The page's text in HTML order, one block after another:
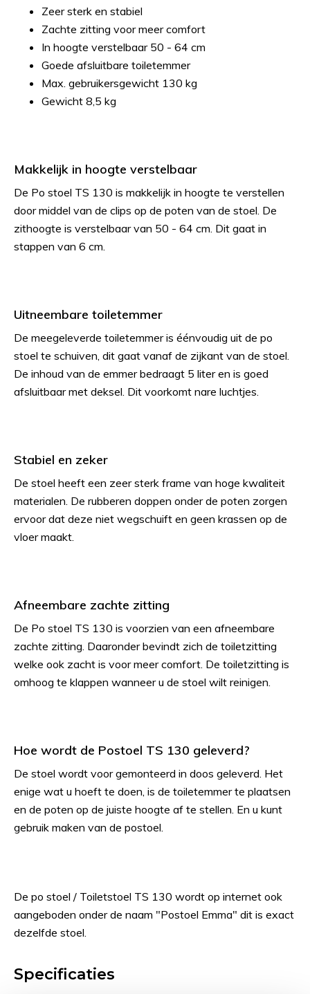
Zeer sterk en stabiel
Zachte zitting voor meer comfort
In hoogte verstelbaar 50 - 64 cm
Goede afsluitbare toiletemmer
Max. gebruikersgewicht 130 kg
Gewicht 8,5 kg
Makkelijk in hoogte verstelbaar
De Po stoel TS 130 is makkelijk in hoogte te verstellen
door middel van de clips op de poten van de stoel. De
zithoogte is verstelbaar van 50 - 64 cm. Dit gaat in
stappen van 6 cm.
Uitneembare toiletemmer
De meegeleverde toiletemmer is éénvoudig uit de po
stoel te schuiven, dit gaat vanaf de zijkant van de stoel.
De inhoud van de emmer bedraagt 5 liter en is goed
afsluitbaar met deksel. Dit voorkomt nare luchtjes.
Stabiel en zeker
De stoel heeft een zeer sterk frame van hoge kwaliteit
materialen. De rubberen doppen onder de poten zorgen
ervoor dat deze niet wegschuift en geen krassen op de
vloer maakt.
Afneembare zachte zitting
De Po stoel TS 130 is voorzien van een afneembare
zachte zitting. Daaronder bevindt zich de toiletzitting
welke ook zacht is voor meer comfort. De toiletzitting is
omhoog te klappen wanneer u de stoel wilt reinigen.
Hoe wordt de Postoel TS 130 geleverd?
De stoel wordt voor gemonteerd in doos geleverd. Het
enige wat u hoeft te doen, is de toiletemmer te plaatsen
en de poten op de juiste hoogte af te stellen. En u kunt
gebruik maken van de postoel.
De po stoel / Toiletstoel TS 130 wordt op internet ook
aangeboden onder de naam "Postoel Emma" dit is exact
dezelfde stoel.
Specificaties